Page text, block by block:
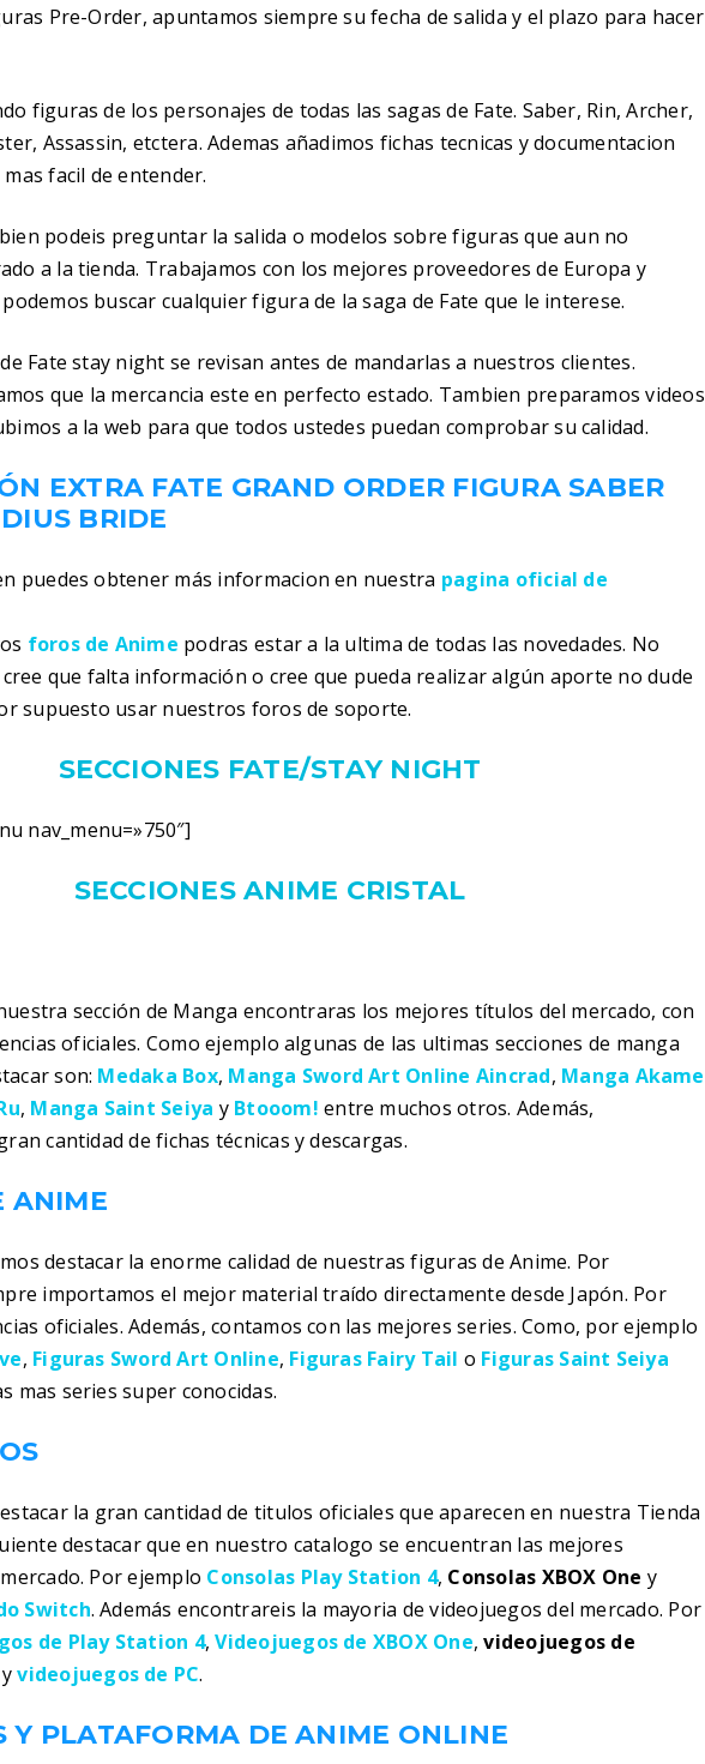
Pre-Order, apuntamos siempre su fecha de salida y el plazo para hacer
figuras de los personajes de todas las sagas de Fate. Saber, Rin, Archer,
Assassin, etctera. Ademas añadimos fichas tecnicas y documentacion
facil de entender.
podeis preguntar la salida o modelos sobre figuras que aun no
a la tienda. Trabajamos con los mejores proveedores de Europa y
buscar cualquier figura de la saga de Fate que le interese.
Fate stay night se revisan antes de mandarlas a nuestros clientes.
que la mercancia este en perfecto estado. Tambien preparamos videos
a la web para que todos ustedes puedan comprobar su calidad.
EXTRA FATE GRAND ORDER FIGURA SABER
BRIDE
puedes obtener más informacion en nuestra pagina oficial de
foros de Anime podras estar a la ultima de todas las novedades. No
que falta información o cree que pueda realizar algún aporte no dude
supuesto usar nuestros foros de soporte.
SECCIONES FATE/STAY NIGHT
nav_menu=»750″]
SECCIONES ANIME CRISTAL
sección de Manga encontraras los mejores títulos del mercado, con
oficiales. Como ejemplo algunas de las ultimas secciones de manga
son: Medaka Box, Manga Sword Art Online Aincrad, Manga Akame
, Manga Saint Seiya y Btooom! entre muchos otros. Además,
cantidad de fichas técnicas y descargas.
ANIME
destacar la enorme calidad de nuestras figuras de Anime. Por
importamos el mejor material traído directamente desde Japón. Por
oficiales. Además, contamos con las mejores series. Como, por ejemplo
, Figuras Sword Art Online, Figuras Fairy Tail o Figuras Saint Seiya
mas series super conocidas.
la gran cantidad de titulos oficiales que aparecen en nuestra Tienda
destacar que en nuestro catalogo se encuentran las mejores
Por ejemplo Consolas Play Station 4, Consolas XBOX One y
Switch. Además encontrareis la mayoria de videojuegos del mercado. Por
de Play Station 4,Videojuegos de XBOX One,videojuegos de
yvideojuegos de PC.
Y PLATAFORMA DE ANIME ONLINE